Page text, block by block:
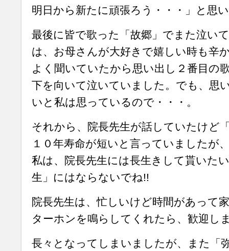
明日から新たに頑張ろう・・・」と思
最後に皆で歌った「故郷」でまた泣い
は、お母さんが大好きで嬉しい時も辛
よく聞いていたから思い出し２番目の
下を向いて泣いていました。でも、思
いと私は思っているので・・・。
それから、院長先生が話していたけど
１０年寿命が短いと言っていましたが
私は、院長先生には長生きして貰いた
生」にはならないでね!!
院長先生は、忙しいけど時間があって
ターホンを鳴らしてくれたら、歓迎し
長々となってしまいましたが、また「